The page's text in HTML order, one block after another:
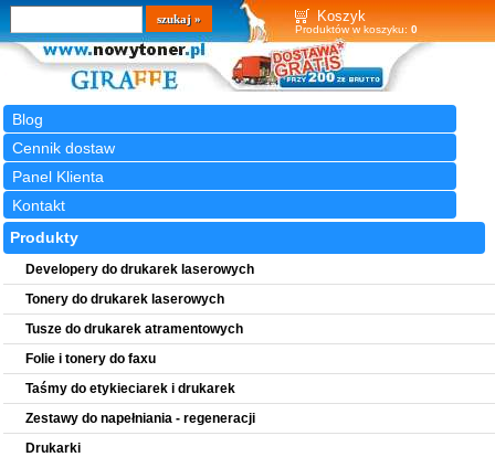
Koszyk
Produktów w koszyku: 0
Blog
Cennik dostaw
Panel Klienta
Kontakt
Wyszukiwarka
szukaj
Produkty
Developery do drukarek laserowych
Tonery do drukarek laserowych
Tusze do drukarek atramentowych
Folie i tonery do faxu
Taśmy do etykieciarek i drukarek
Zestawy do napełniania - regeneracji
Drukarki